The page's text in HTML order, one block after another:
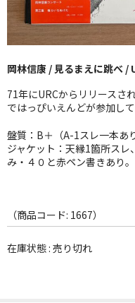
JAZZ-US
BLUE NOTE
JAZZ-EU
JAZZ-JP
JAZZ-VOCAL
J-POP
FOLK,SSW
WORLD
岡林信康 / 見るまえに跳べ /
71年にURCからリリースさ
ではっぴいえんどが参加し
盤質：B＋（A-1スレ一本あ
ジャケット：天縁1箇所ス
み・４０と赤ペン書きあり。
（商品コード: 1667）
在庫状態 : 売り切れ